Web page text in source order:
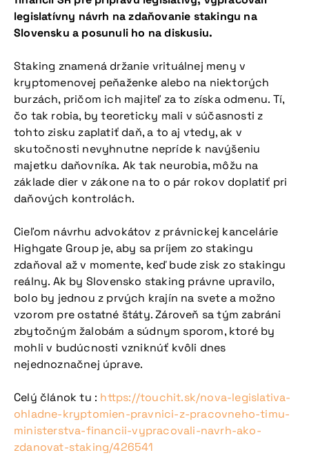
legislatívny návrh na zdaňovanie stakingu na
Slovensku a posunuli ho na diskusiu.
Staking znamená držanie vrituálnej meny v
kryptomenovej peňaženke alebo na niektorých
burzách, pričom ich majiteľ za to získa odmenu. Tí,
čo tak robia, by teoreticky mali v súčasnosti z
tohto zisku zaplatiť daň, a to aj vtedy, ak v
skutočnosti nevyhnutne nepríde k navýšeniu
majetku daňovníka. Ak tak neurobia, môžu na
základe dier v zákone na to o pár rokov doplatiť pri
daňových kontrolách.
Cieľom návrhu advokátov z právnickej kancelárie
Highgate Group je, aby sa príjem zo stakingu
zdaňoval až v momente, keď bude zisk zo stakingu
reálny. Ak by Slovensko staking právne upravilo,
bolo by jednou z prvých krajín na svete a možno
vzorom pre ostatné štáty. Zároveň sa tým zabráni
zbytočným žalobám a súdnym sporom, ktoré by
mohli v budúcnosti vzniknúť kvôli dnes
nejednoznačnej úprave.
Celý článok tu : https://touchit.sk/nova-legislativa-
ohladne-kryptomien-pravnici-z-pracovneho-timu-
ministerstva-financii-vypracovali-navrh-ako-
zdanovat-staking/426541